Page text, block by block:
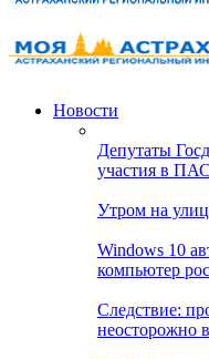
Новости
Депутаты
участия в
Утром на
Windows 10
компьютер
Следствие:
неосторожно